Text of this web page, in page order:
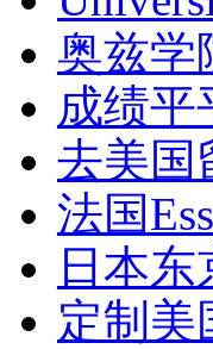
奥兹学
成绩平
去美国
法国
日本
定制美